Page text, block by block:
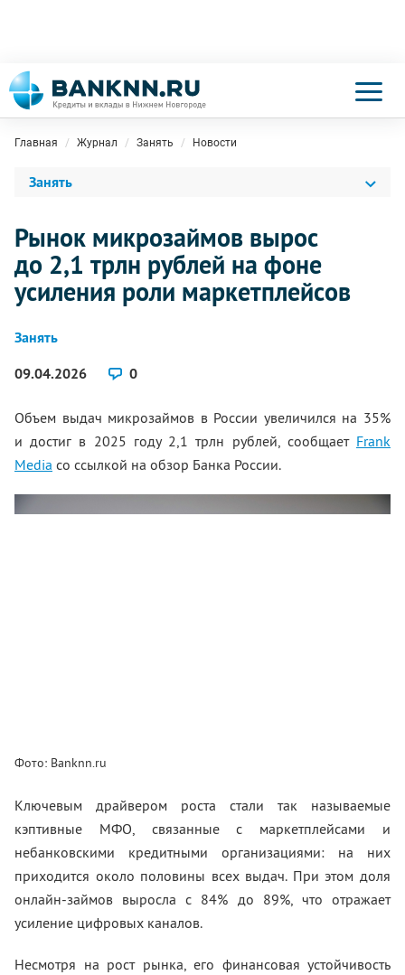
Главная Журнал Занять Новости
Занять
Рынок микрозаймов вырос
до 2,1 трлн рублей на фоне
усиления роли маркетплейсов
Занять
09.04.2026
0
Объем выдач микрозаймов в России увеличился на 35%
и достиг в 2025 году 2,1 трлн рублей, сообщает Frank
Media со ссылкой на обзор Банка России.
Фото: Banknn.ru
Ключевым драйвером роста стали так называемые
кэптивные МФО, связанные с маркетплейсами и
небанковскими кредитными организациями: на них
приходится около половины всех выдач. При этом доля
онлайн-займов выросла с 84% до 89%, что отражает
усиление цифровых каналов.
Несмотря на рост рынка, его финансовая устойчивость